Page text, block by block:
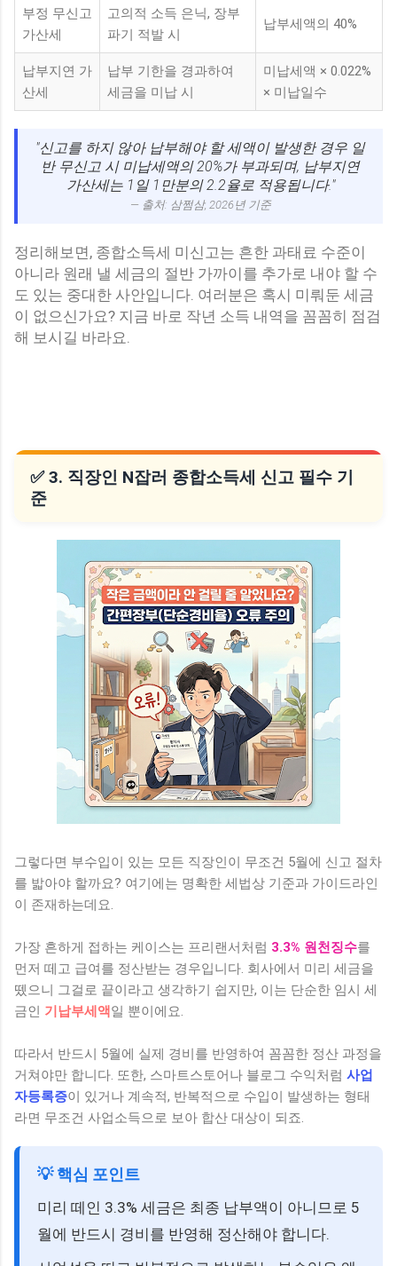
부정 무신고
가산세
고의적 소득 은닉, 장부
파기 적발 시
납부세액의 40%
납부지연 가
산세
납부 기한을 경과하여
세금을 미납 시
미납세액 × 0.022%
× 미납일수
"신고를 하지 않아 납부해야 할 세액이 발생한 경우 일
반 무신고 시 미납세액의 20%가 부과되며, 납부지연
가산세는 1일 1만분의 2.2율로 적용됩니다."
— 출처: 삼쩜삼, 2026년 기준
정리해보면, 종합소득세 미신고는 흔한 과태료 수준이
아니라 원래 낼 세금의 절반 가까이를 추가로 내야 할 수
도 있는 중대한 사안입니다. 여러분은 혹시 미뤄둔 세금
이 없으신가요? 지금 바로 작년 소득 내역을 꼼꼼히 점검
해 보시길 바라요.
✅ 3. 직장인 N잡러 종합소득세 신고 필수 기
준
그렇다면 부수입이 있는 모든 직장인이 무조건 5월에 신고 절차
를 밟아야 할까요? 여기에는 명확한 세법상 기준과 가이드라인
이 존재하는데요.
가장 흔하게 접하는 케이스는 프리랜서처럼 3.3% 원천징수를
먼저 떼고 급여를 정산받는 경우입니다. 회사에서 미리 세금을
뗐으니 그걸로 끝이라고 생각하기 쉽지만, 이는 단순한 임시 세
금인 기납부세액 일 뿐이에요.
따라서 반드시 5월에 실제 경비를 반영하여 꼼꼼한 정산 과정을
거쳐야만 합니다. 또한, 스마트스토어나 블로그 수익처럼 사업
자등록증이 있거나 계속적, 반복적으로 수입이 발생하는 형태
라면 무조건 사업소득으로 보아 합산 대상이 되죠.
💡 핵심 포인트
미리 떼인 3.3% 세금은 최종 납부액이 아니므로 5
월에 반드시 경비를 반영해 정산해야 합니다.